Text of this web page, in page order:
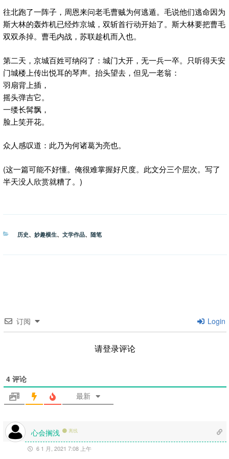
往北跑了一阵子，周恩来问老毛曹贼为何逃遁。毛说他们逃命因为
斯大林的轰炸机已经炸京城，双斩首行动开始了。斯大林要把曹毛
双双杀掉。曹毛内战，苏联趁机而入也。
第二天，京城百姓可纳闷了：城门大开，无一兵一卒。只听得天安
门城楼上传出悦耳的琴声。抬头望去，但见一老翁：
羽扇背上插，
摇头弹吉它。
一缕长髯飘，
脸上笑开花。
众人感叹道：此乃为何诸葛为亮也。
(这一篇可能不好懂。俺很难掌握好尺度。此文分三个层次。写了
半天没人欣赏就糟了。)
分
历史、 妙趣横生、 文学作品、 随笔
订阅 Login
请登录评论
4 评论
最新
心会搁浅 离线
6 1 月, 2021 7:08 上午